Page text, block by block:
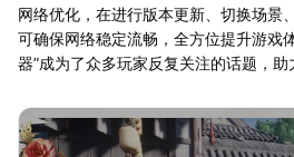
网络优化，在进行版本更新、切换场景
可确保网络稳定流畅，全方位提升游戏
器”成为了众多玩家反复关注的话题，助